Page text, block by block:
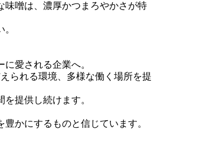
味噌は、濃厚かつまろやかさが特
愛される企業へ。
られる環境、多様な働く場所を提
提供し続けます。
かにするものと信じています。